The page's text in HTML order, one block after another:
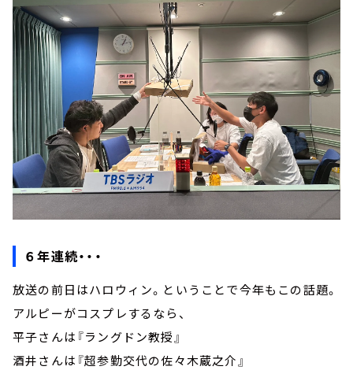
６年連続・・・
放送の前日はハロウィン。ということで今年もこの話題。
アルピーがコスプレするなら、
平子さんは『ラングドン教授』
酒井さんは『超参勤交代の佐々木蔵之介』